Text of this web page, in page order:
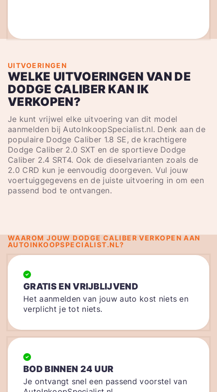
UITVOERINGEN
WELKE UITVOERINGEN VAN DE
DODGE CALIBER KAN IK
VERKOPEN?
Je kunt vrijwel elke uitvoering van dit model
aanmelden bij AutoInkoopSpecialist.nl. Denk aan de
populaire Dodge Caliber 1.8 SE, de krachtigere
Dodge Caliber 2.0 SXT en de sportieve Dodge
Caliber 2.4 SRT4. Ook de dieselvarianten zoals de
2.0 CRD kun je eenvoudig doorgeven. Vul jouw
voertuiggegevens en de juiste uitvoering in om een
passend bod te ontvangen.
WAAROM JOUW DODGE CALIBER VERKOPEN AAN
AUTOINKOOPSPECIALIST.NL?
GRATIS EN VRIJBLIJVEND
Het aanmelden van jouw auto kost niets en
verplicht je tot niets.
BOD BINNEN 24 UUR
Je ontvangt snel een passend voorstel van